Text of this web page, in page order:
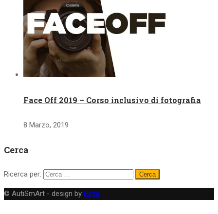
Face Off 2019 – Corso inclusivo di fotografia
8 Marzo, 2019
Cerca
Ricerca per:
© AutiSmArt - design by Dexa